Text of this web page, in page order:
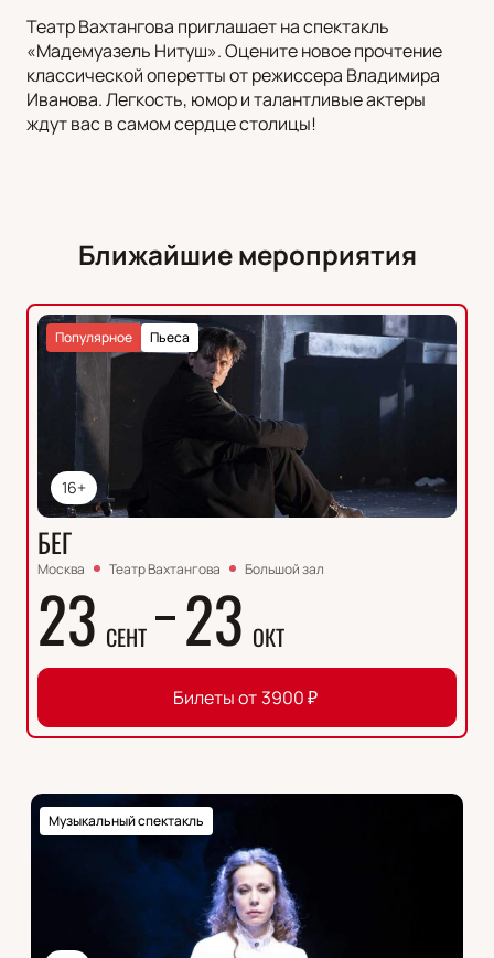
Театр Вахтангова приглашает на спектакль
«Мадемуазель Нитуш». Оцените новое прочтение
классической оперетты от режиссера Владимира
Иванова. Легкость, юмор и талантливые актеры
ждут вас в самом сердце столицы!
Ближайшие мероприятия
16+
Пьеса
Популярное
БЕГ
Москва Театр Вахтангова Большой зал
23 СЕНТ 23 ОКТ
Билеты от 3900₽
Музыкальный спектакль